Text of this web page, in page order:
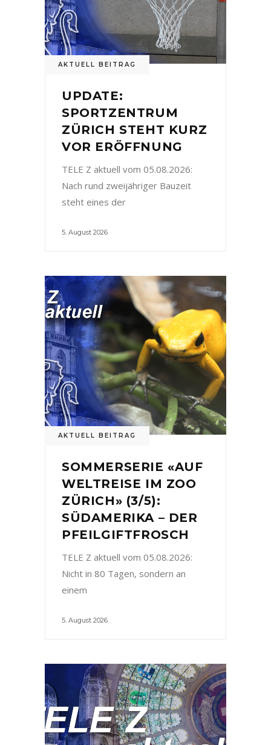
AKTUELL BEITRAG
UPDATE:
SPORTZENTRUM
ZÜRICH STEHT KURZ
VOR ERÖFFNUNG
TELE Z aktuell vom 05.08.2026:
Nach rund zweijähriger Bauzeit
steht eines der
5. August 2026
AKTUELL BEITRAG
SOMMERSERIE «AUF
WELTREISE IM ZOO
ZÜRICH» (3/5):
SÜDAMERIKA – DER
PFEILGIFTFROSCH
TELE Z aktuell vom 05.08.2026:
Nicht in 80 Tagen, sondern an
einem
5. August 2026